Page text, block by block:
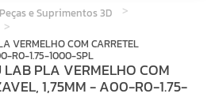
Peças e Suprimentos 3D
VERMELHO COM CARRETEL
R0-1.75-1000-SPL
PLA VERMELHO COM
1,75MM - A00-R0-1.75-